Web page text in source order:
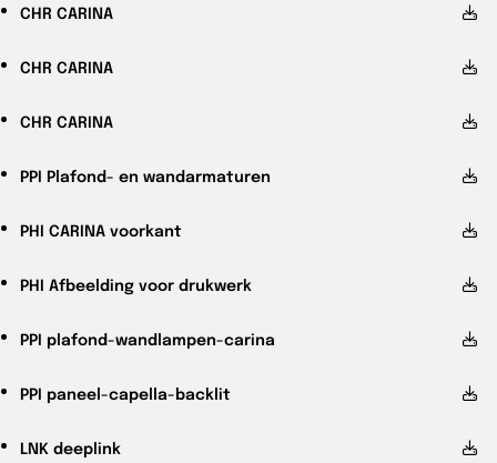
CHR CARINA
CHR CARINA
CHR CARINA
PPI Plafond- en wandarmaturen
PHI CARINA voorkant
PHI Afbeelding voor drukwerk
PPI plafond-wandlampen-carina
PPI paneel-capella-backlit
LNK deeplink